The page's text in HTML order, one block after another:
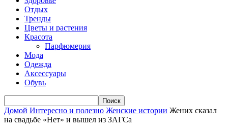
Отдых
Тренды
Цветы и растения
Красота
Парфюмерия
Мода
Одежда
Аксессуары
Обувь
Домой Интересно и полезно Женские истории Жених сказал
на свадьбе «Нет» и вышел из ЗАГСа